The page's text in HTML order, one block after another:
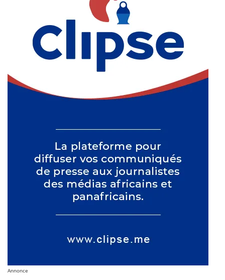
Annonce